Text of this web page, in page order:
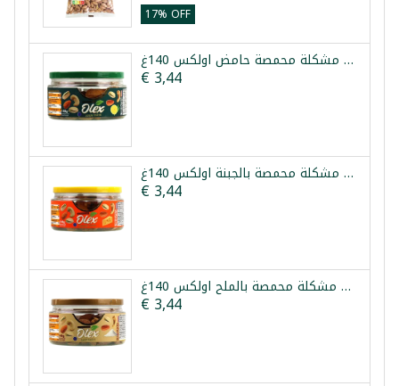
17% OFF
مكسرات مشكلة محمصة حامض اولكس 140غ
€ 3,44
مكسرات مشكلة محمصة بالجبنة اولكس 140غ
€ 3,44
مكسرات مشكلة محمصة بالملح اولكس 140غ
€ 3,44